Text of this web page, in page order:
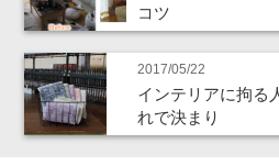
コツ
2017/05/22
インテリアに拘る
れで決まり